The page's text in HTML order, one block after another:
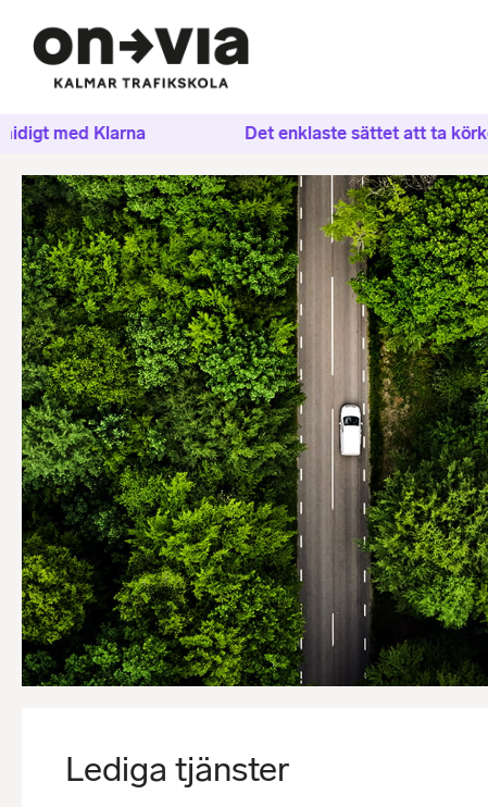
med Klarna Det enklaste sättet att ta körkort
Lediga tjänster